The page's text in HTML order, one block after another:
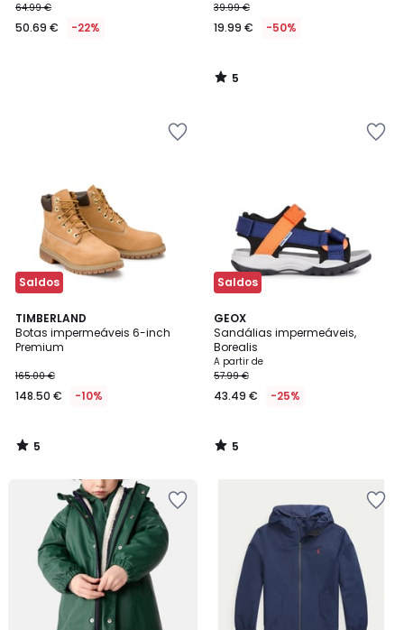
64.99 €
50.69 € -22%
39.99 €
19.99 € -50%
5
/
Saldos
TIMBERLAND
Botas impermeáveis 6-inch
Premium
165.00 €
148.50 € -10%
5
/
5
5
/
Saldos
GEOX
Sandálias impermeáveis,
Borealis
A partir de
57.99 €
43.49 € -25%
5
/
5
5
/